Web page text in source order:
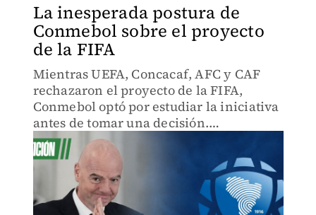
La inesperada postura de
Conmebol sobre el proyecto
de la FIFA
Mientras UEFA, Concacaf, AFC y CAF
rechazaron el proyecto de la FIFA,
Conmebol optó por estudiar la iniciativa
antes de tomar una decisión.
Finalmente, la presión internacional
provocó la cancelación del FIFA Forward
Enterprise.